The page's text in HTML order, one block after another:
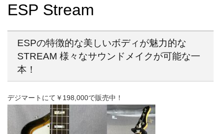
ESP Stream
ESPの特徴的な美しいボディが魅力的な
STREAM 様々なサウンドメイクが可能な一
本！
デジマートにて￥198,000で販売中！